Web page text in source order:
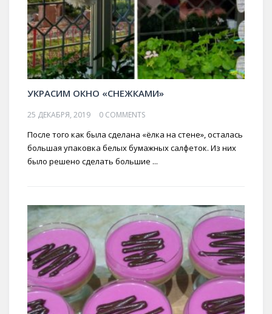
УКРАСИМ ОКНО «СНЕЖКАМИ»
25 ДЕКАБРЯ, 2019 0 COMMENTS
После того как была сделана «ёлка на стене», осталась
большая упаковка белых бумажных салфеток. Из них
было решено сделать большие ...